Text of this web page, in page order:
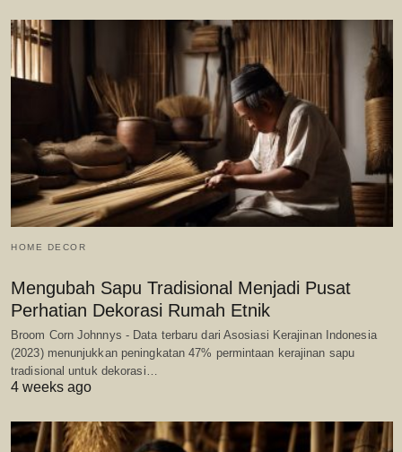
HOME DECOR
Mengubah Sapu Tradisional Menjadi Pusat
Perhatian Dekorasi Rumah Etnik
Broom Corn Johnnys - Data terbaru dari Asosiasi Kerajinan Indonesia
(2023) menunjukkan peningkatan 47% permintaan kerajinan sapu
tradisional untuk dekorasi…
4 weeks ago